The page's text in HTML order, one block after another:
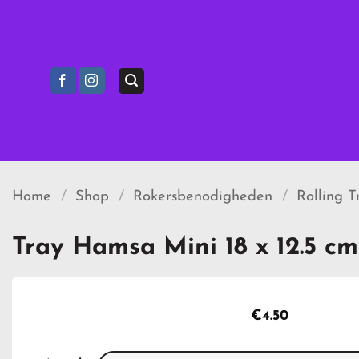
Home / Shop / Rokersbenodigheden / Rolling
Tray Hamsa Mini 18 x 12.5 cm
€4.50